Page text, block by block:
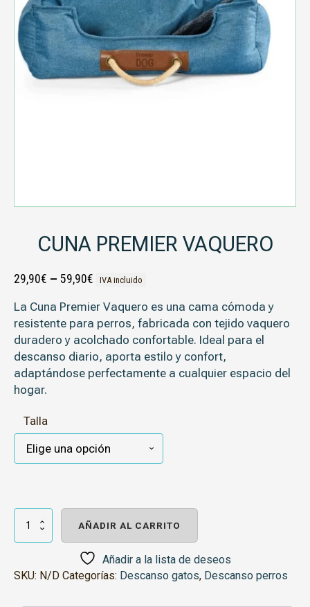
CUNA PREMIER VAQUERO
29,90€ – 59,90€ IVA incluido
La Cuna Premier Vaquero es una cama cómoda y
resistente para perros, fabricada con tejido vaquero
duradero y acolchado confortable. Ideal para el
descanso diario, aporta estilo y confort,
adaptándose perfectamente a cualquier espacio del
hogar.
Talla
Premier
cantidad
AÑADIR AL CARRITO
Añadir a la lista de deseos
SKU: N/D Categorías: Descanso gatos, Descanso perros